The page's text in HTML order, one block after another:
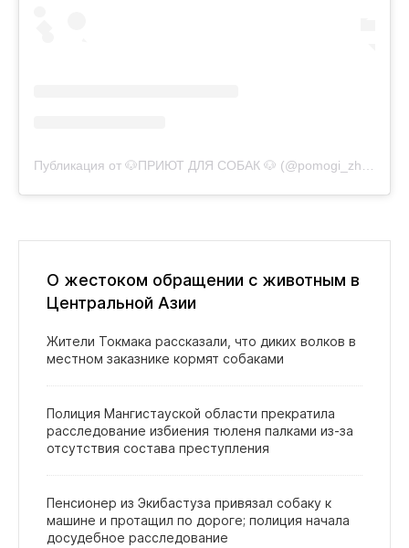
О жестоком обращении с животным в
Центральной Азии
Жители Токмака рассказали, что диких волков в
местном заказнике кормят собаками
Полиция Мангистауской области прекратила
расследование избиения тюленя палками из‑за
отсутствия состава преступления
Пенсионер из Экибастуза привязал собаку к
машине и протащил по дороге; полиция начала
досудебное расследование